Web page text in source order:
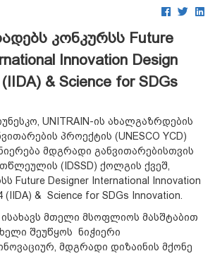
კონკურსს Future
Innovation Design
& Science for SDGs
UNITRAIN-ის ახალგაზრდების
პროექტის (UNESCO YCD)
მდგრადი განვითარებისთვის
(IDSSD) ქოლგის ქვეშ,
Future Designer International Innovation
(IIDA) & Science for SDGs Innovation.
ისახავს მთელი მსოფლიოს მასშტაბით
შეუწყოს ნიჭიერი
მდგრადი დიზაინის მქონე